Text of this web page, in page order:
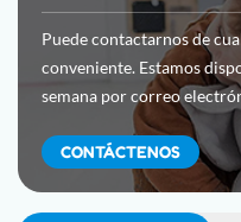
Puede contactarnos de
conveniente. Estamos
semana por correo
CONTÁCTENOS